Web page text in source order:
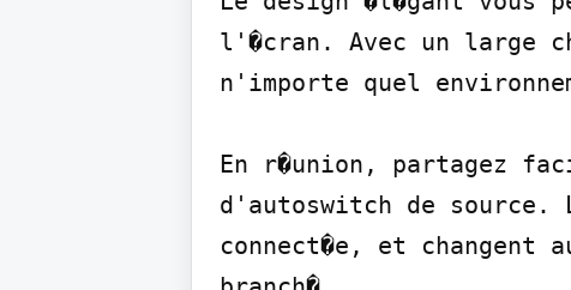
l'�cran. Avec un large
n'importe quel
En r�union, partagez
d'autoswitch de source.
connect�e, et changent